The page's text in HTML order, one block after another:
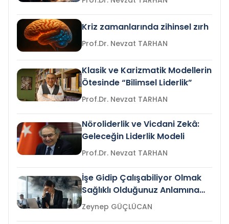
Kriz zamanlarında zihinsel zırh
Prof.Dr. Nevzat TARHAN
Klasik ve Karizmatik Modellerin
Ötesinde “Bilimsel Liderlik”
Prof.Dr. Nevzat TARHAN
Nöroliderlik ve Vicdani Zekâ:
Geleceğin Liderlik Modeli
Prof.Dr. Nevzat TARHAN
İşe Gidip Çalışabiliyor Olmak
Sağlıklı Olduğunuz Anlamına
Gelir mi?Zeynep GÜÇLÜCAN